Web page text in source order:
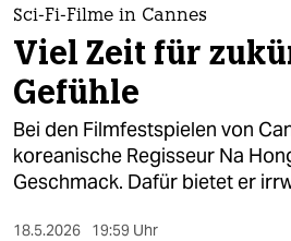
themen
politik
öko
gesellschaft
Sci-Fi-Filme in Cannes
Viel Zeit für
Gefühle
Bei den Filmfestspielen von
koreanische Regisseur Na
Geschmack. Dafür bietet er
18.5.2026 19:59 Uhr